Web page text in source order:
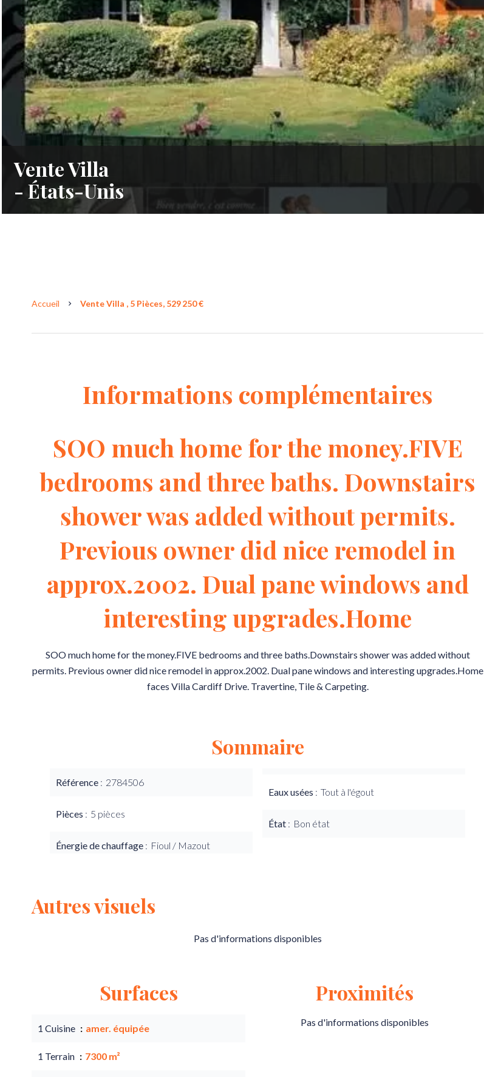
Vente Villa
- États-Unis
Accueil Vente Villa , 5 Pièces, 529 250 €
Informations complémentaires
SOO much home for the money.FIVE
bedrooms and three baths. Downstairs
shower was added without permits.
Previous owner did nice remodel in
approx.2002. Dual pane windows and
interesting upgrades.Home
SOO much home for the money.FIVE bedrooms and three baths.Downstairs shower was added without
permits. Previous owner did nice remodel in approx.2002. Dual pane windows and interesting upgrades.Home
faces Villa Cardiff Drive. Travertine, Tile & Carpeting.
Sommaire
Référence 2784506
Pièces 5 pièces
Énergie de chauffage Fioul / Mazout
Eaux usées Tout à l'égout
État Bon état
Autres visuels
Pas d'informations disponibles
Surfaces
1 Cuisine amer. équipée
1 Terrain 7300 m²
Proximités
Pas d'informations disponibles